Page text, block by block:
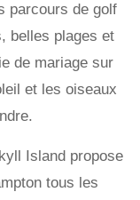
parcours de golf
belles plages et
de mariage sur
et les oiseaux
Island propose
tous les